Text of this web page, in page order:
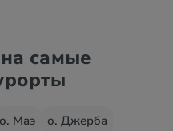
самые
о. Маэ
о. Джерба